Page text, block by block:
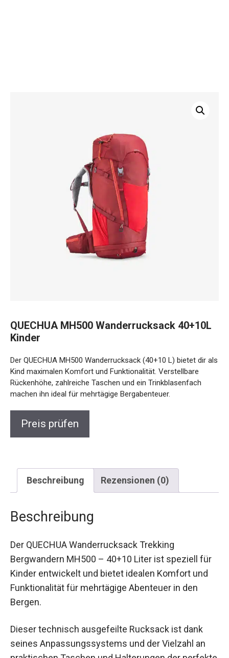
40+10L Kinder
als Kind maximalen Komfort und Funktionalität. Verstellbare
Rückenhöhe, zahlreiche Taschen und ein Trinkblasenfach
machen ihn ideal für mehrtägige Bergabenteuer.
Beschreibung Rezensionen (0)
Beschreibung
Bergwandern MH500 – 40+10 Liter ist speziell
für Kinder entwickelt und bietet idealen Komfort
und Funktionalität für mehrtägige Abenteuer in
den Bergen.
seines Anpassungssystems und der Vielzahl an
praktischen Taschen und Halterungen der